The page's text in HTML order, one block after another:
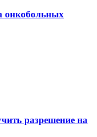
онкобольных
разрешение на